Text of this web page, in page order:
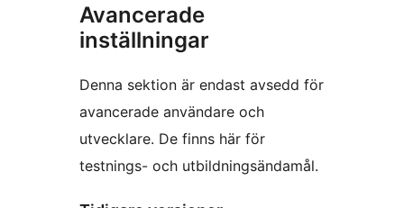
Avancerade
inställningar
Denna sektion är endast avsedd för
avancerade användare och
utvecklare. De finns här för
testnings- och utbildningsändamål.